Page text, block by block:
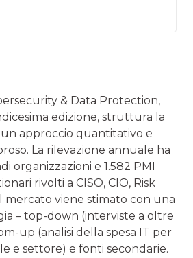
& Data Protection,
edizione, struttura la
approccio quantitativo e
La rilevazione annuale ha
organizzazioni e 1.582 PMI
rivolti a CISO, CIO, Risk
mercato viene stimato con una
– top-down (interviste a oltre
up (analisi della spesa IT per
e settore) e fonti secondarie.